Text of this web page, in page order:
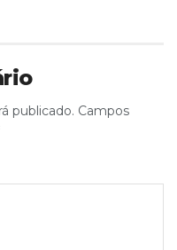
publicado. Campos